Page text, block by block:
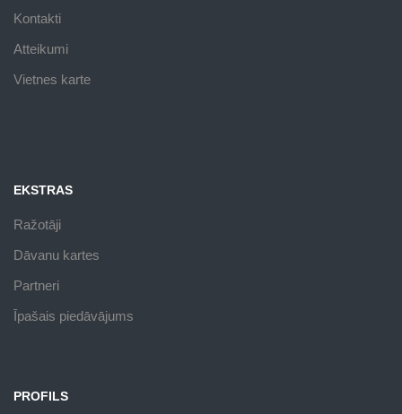
Kontakti
Atteikumi
Vietnes karte
EKSTRAS
Ražotāji
Dāvanu kartes
Partneri
Īpašais piedāvājums
PROFILS